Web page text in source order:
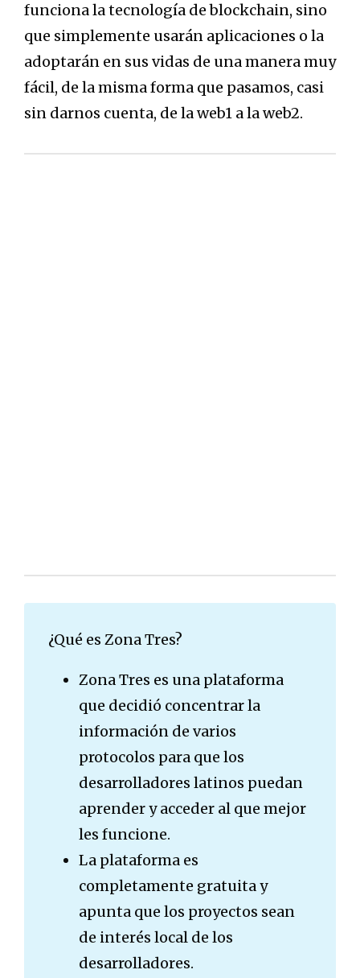
funciona la tecnología de blockchain, sino
que simplemente usarán aplicaciones o la
adoptarán en sus vidas de una manera muy
fácil, de la misma forma que pasamos, casi
sin darnos cuenta, de la web1 a la web2.
¿Qué es Zona Tres?
Zona Tres es una plataforma
que decidió concentrar la
información de varios
protocolos para que los
desarrolladores latinos puedan
aprender y acceder al que mejor
les funcione.
La plataforma es
completamente gratuita y
apunta que los proyectos sean
de interés local de los
desarrolladores.